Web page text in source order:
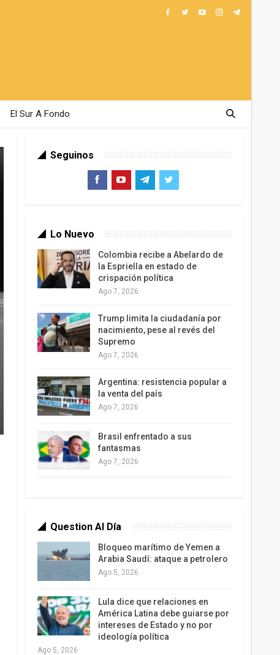
El Sur A Fondo
Seguinos
Lo Nuevo
Colombia recibe a Abelardo de
la Espriella en estado de
crispación política
Ago 7, 2026
Trump limita la ciudadanía por
nacimiento, pese al revés del
Supremo
Ago 7, 2026
Argentina: resistencia popular a
la venta del país
Ago 7, 2026
Brasil enfrentado a sus
fantasmas
Ago 7, 2026
Question Al Día
Bloqueo marítimo de Yemen a
Arabia Saudí: ataque a petrolero
Ago 5, 2026
Lula dice que relaciones en
América Latina debe guiarse por
intereses de Estado y no por
ideología política
Ago 5, 2026